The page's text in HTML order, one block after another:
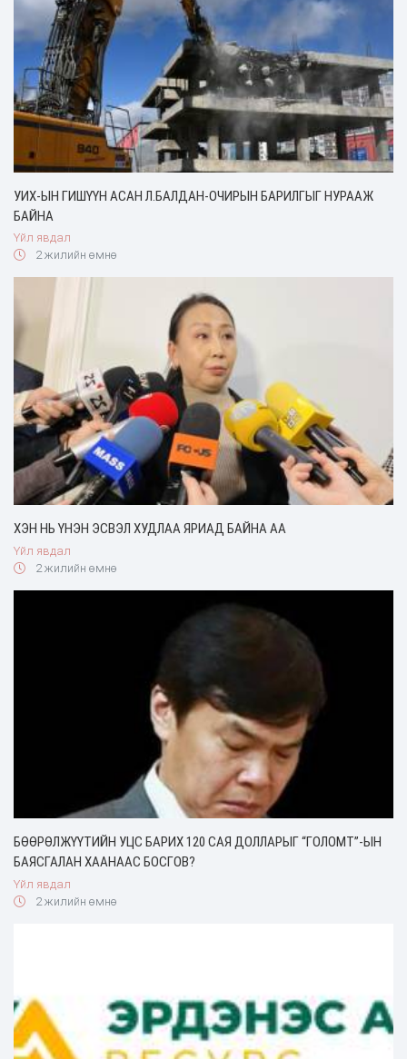
УИХ-ЫН ГИШҮҮН АСАН Л.БАЛДАН-ОЧИРЫН БАРИЛГЫГ НУРААЖ
БАЙНА
Үйл явдал
2 жилийн өмнө
ХЭН НЬ ҮНЭН ЭСВЭЛ ХУДЛАА ЯРИАД БАЙНА АА
Үйл явдал
2 жилийн өмнө
БӨӨРӨЛЖҮҮТИЙН УЦС БАРИХ 120 САЯ ДОЛЛАРЫГ “ГОЛОМТ”-ЫН
БАЯСГАЛАН ХААНААС БОСГОВ?
Үйл явдал
2 жилийн өмнө